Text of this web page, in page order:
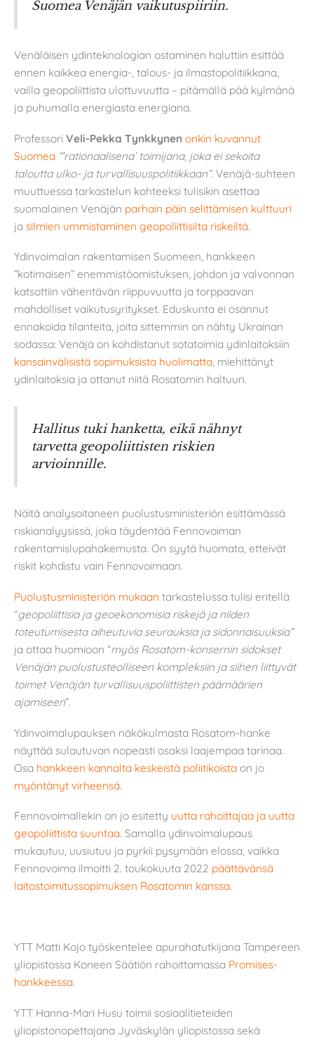
Suomea Venäjän vaikutuspiiriin.
Venäläisen ydinteknologian ostaminen haluttiin esittää
ennen kaikkea energia-, talous- ja ilmastopolitiikkana,
vailla geopoliittista ulottuvuutta – pitämällä pää kylmänä
ja puhumalla energiasta energiana.
Professori Veli-Pekka Tynkkynen onkin kuvannut
Suomea “’rationaalisena’ toimijana, joka ei sekoita
taloutta ulko- ja turvallisuuspolitiikkaan”. Venäjä-suhteen
muuttuessa tarkastelun kohteeksi tulisikin asettaa
suomalainen Venäjän parhain päin selittämisen kulttuuri
ja silmien ummistaminen geopoliittisilta riskeiltä.
Ydinvoimalan rakentamisen Suomeen, hankkeen
“kotimaisen” enemmistöomistuksen, johdon ja valvonnan
katsottiin vähentävän riippuvuutta ja torppaavan
mahdolliset vaikutusyritykset. Eduskunta ei osannut
ennakoida tilanteita, joita sittemmin on nähty Ukrainan
sodassa: Venäjä on kohdistanut sotatoimia ydinlaitoksiin
kansainvälisistä sopimuksista huolimatta, miehittänyt
ydinlaitoksia ja ottanut niitä Rosatomin haltuun.
Hallitus tuki hanketta, eikä nähnyt
tarvetta geopoliittisten riskien
arvioinnille.
Näitä analysoitaneen puolustusministeriön esittämässä
riskianalyysissä, joka täydentää Fennovoiman
rakentamislupahakemusta. On syytä huomata, etteivät
riskit kohdistu vain Fennovoimaan.
Puolustusministeriön mukaan tarkastelussa tulisi eritellä
“geopoliittisia ja geoekonomisia riskejä ja niiden
toteutumisesta aiheutuvia seurauksia ja sidonnaisuuksia”
ja ottaa huomioon “myös Rosatom-konsernin sidokset
Venäjän puolustusteolliseen kompleksiin ja siihen liittyvät
toimet Venäjän turvallisuuspoliittisten päämäärien
ajamiseen”.
Ydinvoimalupauksen näkökulmasta Rosatom-hanke
näyttää sulautuvan nopeasti osaksi laajempaa tarinaa.
Osa hankkeen kannalta keskeistä poliitikoista on jo
myöntänyt virheensä.
Fennovoimallekin on jo esitetty uutta rahoittajaa ja uutta
geopoliittista suuntaa. Samalla ydinvoimalupaus
mukautuu, uusiutuu ja pyrkii pysymään elossa, vaikka
Fennovoima ilmoitti 2. toukokuuta 2022 päättävänsä
laitostoimitussopimuksen Rosatomin kanssa.
YTT Matti Kojo työskentelee apurahatutkijana Tampereen
yliopistossa Koneen Säätiön rahoittamassa Promises-
hankkeessa.
YTT Hanna-Mari Husu toimii sosiaalitieteiden
yliopistonopettajana Jyväskylän yliopistossa sekä